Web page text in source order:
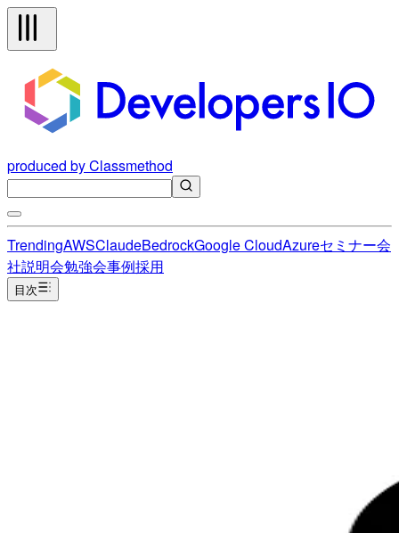
produced by Classmethod
TrendingAWSClaudeBedrockGoogle CloudAzureセミナー会
社説明会勉強会事例採用
目次